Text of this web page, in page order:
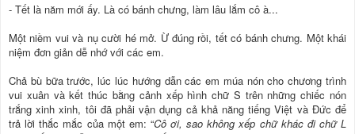
- Tết là năm mới ấy. Là có bánh chưng, làm lâu lắm cô à...
Một niềm vui và nụ cười hé mở. Ừ đúng rồi, tết có bánh chưng. Một khái
niệm đơn giản dễ nhớ với các em.
Chả bù bữa trước, lúc lúc hướng dẫn các em múa nón cho chương trình
vui xuân và kết thúc bằng cảnh xếp hình chữ S trên những chiếc nón
trắng xinh xinh, tôi đã phải vận dụng cả khả năng tiếng Việt và Đức để
trả lời thắc mắc của một em: “Cô ơi, sao không xếp chữ khác đi chữ L